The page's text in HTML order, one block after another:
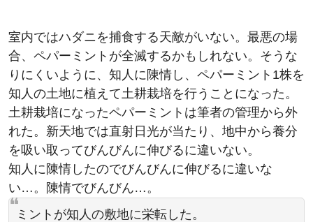
室内ではハダニを捕食する天敵がいない。最悪の場
合、ペパーミントが全滅するかもしれない。そうな
りにくいように、知人に陳情し、ペパーミント1株を
知人の土地に植えて土耕栽培を行うことになった。
土耕栽培になったペパーミントは筆者の管理から外
れた。新天地では直射日光が当たり、地中から養分
を吸い取ってびんびんに伸びるに違いない。
知人に陳情したのでびんびんに伸びるに違いな
い…。陳情でびんびん…。
ミントが知人の敷地に栄転した。